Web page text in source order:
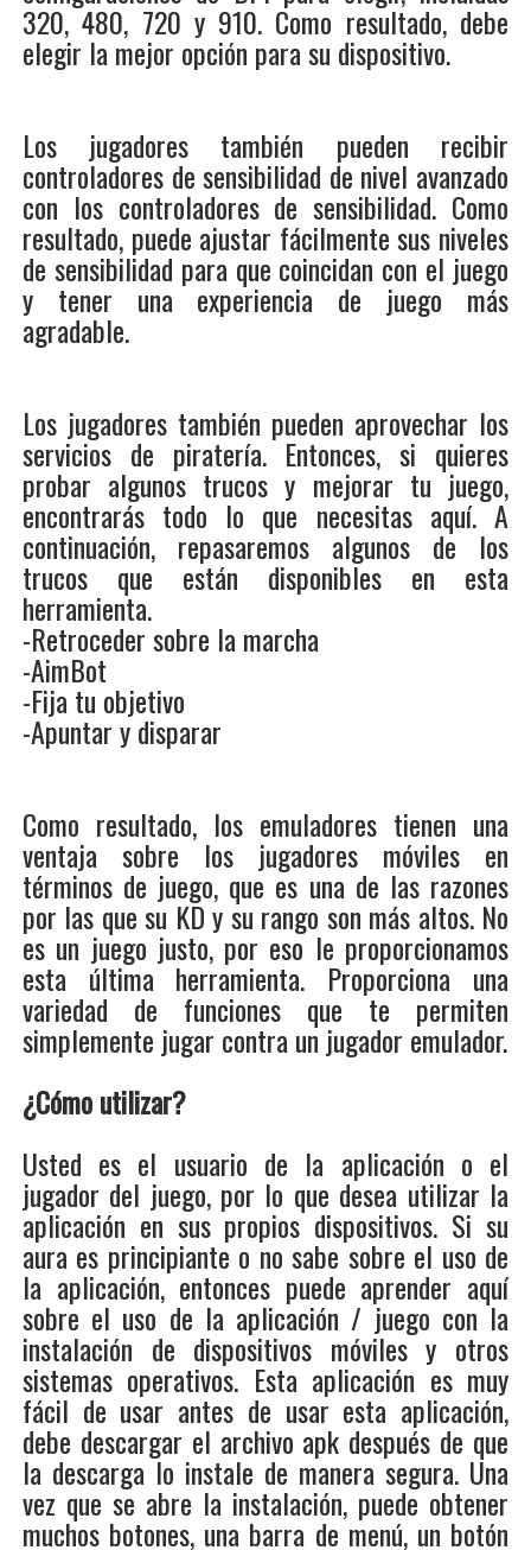
320, 480, 720 y 910. Como resultado, debe
elegir la mejor opción para su dispositivo.
Los jugadores también pueden recibir
controladores de sensibilidad de nivel avanzado
con los controladores de sensibilidad. Como
resultado, puede ajustar fácilmente sus niveles
de sensibilidad para que coincidan con el juego
y tener una experiencia de juego más
agradable.
Los jugadores también pueden aprovechar los
servicios de piratería. Entonces, si quieres
probar algunos trucos y mejorar tu juego,
encontrarás todo lo que necesitas aquí. A
continuación, repasaremos algunos de los
trucos que están disponibles en esta
herramienta.
-Retroceder sobre la marcha
-AimBot
-Fija tu objetivo
-Apuntar y disparar
Como resultado, los emuladores tienen una
ventaja sobre los jugadores móviles en
términos de juego, que es una de las razones
por las que su KD y su rango son más altos. No
es un juego justo, por eso le proporcionamos
esta última herramienta. Proporciona una
variedad de funciones que te permiten
simplemente jugar contra un jugador emulador.
¿Cómo utilizar?
Usted es el usuario de la aplicación o el
jugador del juego, por lo que desea utilizar la
aplicación en sus propios dispositivos. Si su
aura es principiante o no sabe sobre el uso de
la aplicación, entonces puede aprender aquí
sobre el uso de la aplicación / juego con la
instalación de dispositivos móviles y otros
sistemas operativos. Esta aplicación es muy
fácil de usar antes de usar esta aplicación,
debe descargar el archivo apk después de que
la descarga lo instale de manera segura. Una
vez que se abre la instalación, puede obtener
muchos botones, una barra de menú, un botón